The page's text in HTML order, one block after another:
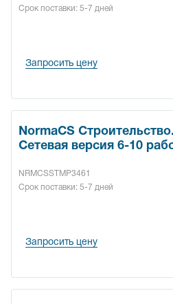
Срок поставки: 5-7 дней
Запросить цену
NormaCS
Сетевая версия 6-10
NRMCSSTMP3461
Срок поставки: 5-7 дней
Запросить цену